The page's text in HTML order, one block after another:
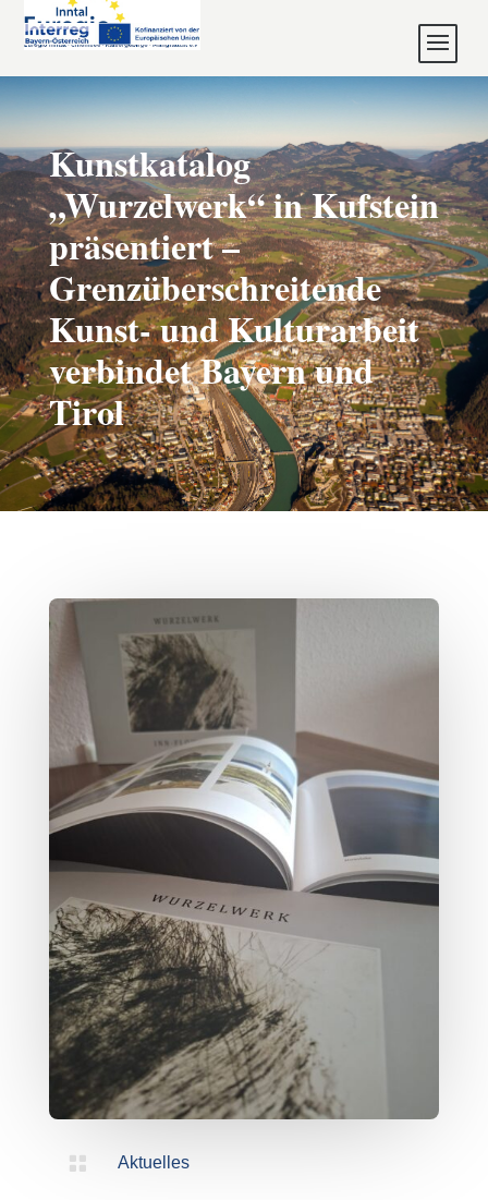
Kunstkatalog
„Wurzelwerk“ in Kufstein
präsentiert –
Grenzüberschreitende
Kunst- und Kulturarbeit
verbindet Bayern und
Tirol
 Aktuelles